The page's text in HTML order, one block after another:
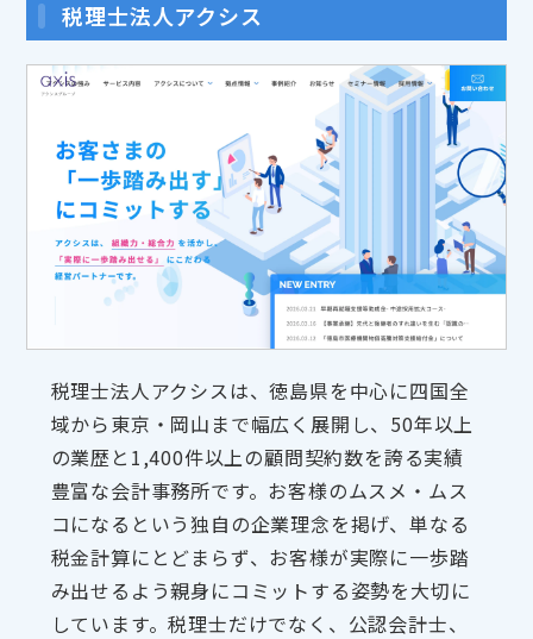
税理士法人アクシス
税理士法人アクシスは、徳島県を中心に四国全
域から東京・岡山まで幅広く展開し、50年以上
の業歴と1,400件以上の顧問契約数を誇る実績
豊富な会計事務所です。お客様のムスメ・ムス
コになるという独自の企業理念を掲げ、単なる
税金計算にとどまらず、お客様が実際に一歩踏
み出せるよう親身にコミットする姿勢を大切に
しています。税理士だけでなく、公認会計士、